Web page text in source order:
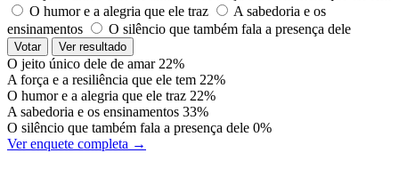
O humor e a alegria que ele traz
A sabedoria e os
ensinamentos
O silêncio que também fala a presença dele
Votar Ver resultado
O jeito único dele de amar 22%
A força e a resiliência que ele tem 22%
O humor e a alegria que ele traz 22%
A sabedoria e os ensinamentos 33%
O silêncio que também fala a presença dele 0%
Ver enquete completa →